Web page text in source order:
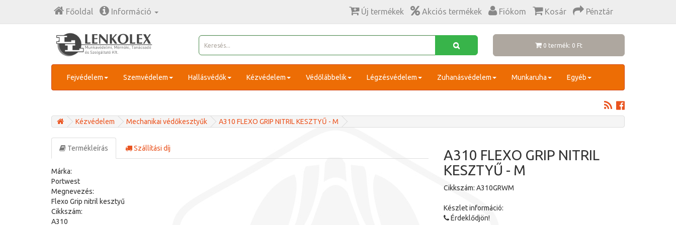
Főoldal Információ Új termékek Akciós termékek Fiókom Kosár Pénztár
0 termék: 0 Ft
Fejvédelem Szemvédelem Hallásvédők Kézvédelem Védőlábbelik Légzésvédelem Zuhanásvédelem Munkaruha Egyéb
Kézvédelem Mechanikai védőkesztyűk A310 FLEXO GRIP NITRIL KESZTYŰ - M
Termékleírás Szállítási díj
Márka:
Portwest
Megnevezés:
Flexo Grip nitril kesztyű
Cikkszám:
A310
A310 FLEXO GRIP NITRIL
KESZTYŰ - M
Cikkszám: A310GRWM
Készlet információ:
Érdeklődjön!